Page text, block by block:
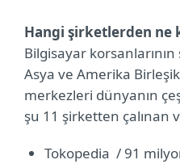
Hangi şirketlerden ne
Bilgisayar
Asya ve Amerika
merkezleri dünyanın
şu 11 şirketten çalınan
Tokopedia / 91